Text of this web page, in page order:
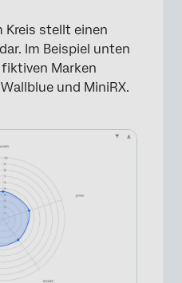
Kreis stellt einen
Im Beispiel unten
Marken
und MiniRX.